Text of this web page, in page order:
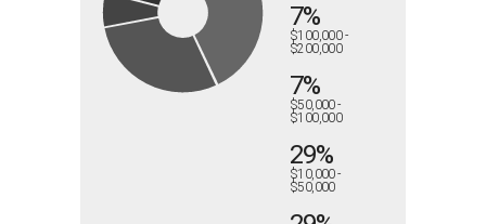
7%
$50,000 -
$100,000
7%
$100,000 -
$200,000
29%
$10,000 -
$50,000